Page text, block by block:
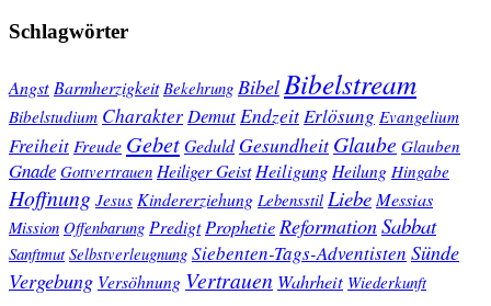
Schlagwörter
Angst Barmherzigkeit Bekehrung Bibel Bibelstream
Bibelstudium Charakter Demut EndzeitErlösung Evangelium
Freiheit Freude GebetGeduld Gesundheit Glaube Glauben
Gnade Gottvertrauen Heiliger Geist Heiligung Heilung Hingabe
Hoffnung Jesus Kindererziehung Lebensstil Liebe Messias
Mission Offenbarung Predigt Prophetie ReformationSabbat
Sanftmut Selbstverleugnung Siebenten-Tags-Adventisten Sünde
Vergebung Versöhnung Vertrauen Wahrheit Wiederkunft